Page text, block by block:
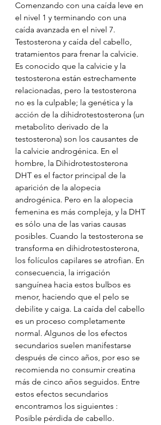
Comenzando con una caída leve en
el nivel 1 y terminando con una
caída avanzada en el nivel 7.
Testosterona y caída del cabello,
tratamientos para frenar la calvicie.
Es conocido que la calvicie y la
testosterona están estrechamente
relacionadas, pero la testosterona
no es la culpable; la genética y la
acción de la dihidrotestosterona (un
metabolito derivado de la
testosterona) son los causantes de
la calvicie androgénica. En el
hombre, la Dihidrotestosterona
DHT es el factor principal de la
aparición de la alopecia
androgénica. Pero en la alopecia
femenina es más compleja, y la DHT
es sólo una de las varias causas
posibles. Cuando la testosterona se
transforma en dihidrotestosterona,
los folículos capilares se atrofian. En
consecuencia, la irrigación
sanguínea hacia estos bulbos es
menor, haciendo que el pelo se
debilite y caiga. La caída del cabello
es un proceso completamente
normal. Algunos de los efectos
secundarios suelen manifestarse
después de cinco años, por eso se
recomienda no consumir creatina
más de cinco años seguidos. Entre
estos efectos secundarios
encontramos los siguientes :
Posible pérdida de cabello.